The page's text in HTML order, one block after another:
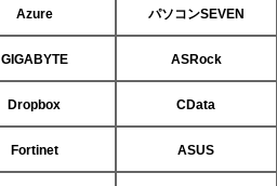
Azure パソコンSEVEN
GIGABYTE ASRock
Dropbox CData
Fortinet ASUS